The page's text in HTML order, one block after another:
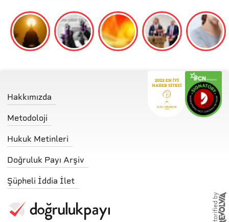
Hakkımızda
Metodoloji
Hukuk Metinleri
Doğruluk Payı Arşiv
Şüpheli İddia İlet
storified by